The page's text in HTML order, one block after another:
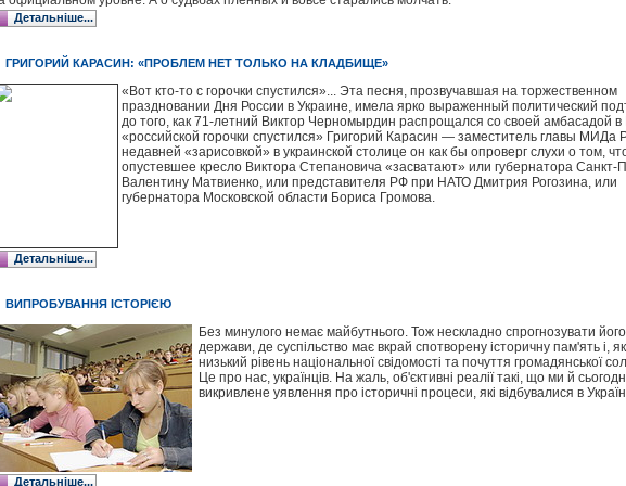
Детальніше...
ГРИГОРИЙ КАРАСИН: «ПРОБЛЕМ НЕТ ТОЛЬКО НА КЛАДБИЩЕ»
«Вот кто-то с горочки спустился»... Эта песня, прозвучавшая на торжественном
праздновании Дня России в Украине, имела ярко выраженный политический
до того, как 71-летний Виктор Черномырдин распрощался со своей амбасадой в
«российской горочки спустился» Григорий Карасин — заместитель главы МИДа
недавней «зарисовкой» в украинской столице он как бы опроверг слухи о том,
опустевшее кресло Виктора Степановича «засватают» или губернатора Санкт-
Валентину Матвиенко, или представителя РФ при НАТО Дмитрия Рогозина, или
губернатора Московской области Бориса Громова.
Детальніше...
ВИПРОБУВАННЯ ІСТОРІЄЮ
Без минулого немає майбутнього. Тож нескладно спрогнозувати
держави, де суспільство має вкрай спотворену історичну пам'ять і,
низький рівень національної свідомості та почуття громадянської
Це про нас, українців. На жаль, об'єктивні реалії такі, що ми й
викривлене уявлення про історичні процеси, які відбувалися в
Детальніше...